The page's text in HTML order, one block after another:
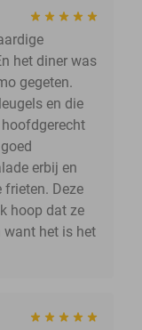
het diner was
gegeten.
en die
erbij en
frieten. Deze
hoop dat ze
want het is het